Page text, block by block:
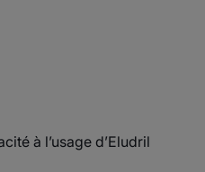
à l’usage d’Eludril